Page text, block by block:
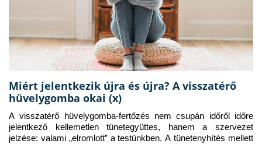
Miért jelentkezik újra és újra? A visszatérő
hüvelygomba okai (x)
A visszatérő hüvelygomba-fertőzés nem csupán időről időre
jelentkező kellemetlen tünetegyüttes, hanem a szervezet
jelzése: valami „elromlott” a testünkben. A tünetenyhítés mellett